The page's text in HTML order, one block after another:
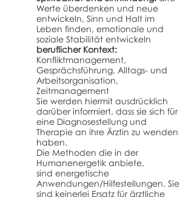
Werte überdenken und neue
entwickeln, Sinn und Halt im
Leben finden, emotionale und
soziale Stabilität entwickeln
beruflicher Kontext:
Konfliktmanagement,
Gesprächsführung, Alltags- und
Arbeitsorganisation,
Zeitmanagement
Sie werden hiermit ausdrücklich
darüber informiert, dass sie sich für
eine Diagnosestellung und
Therapie an ihre Ärztin zu wenden
haben.
Die Methoden die in der
Humanenergetik anbiete,
sind energetische
Anwendungen/Hilfestellungen. Sie
sind keinerlei Ersatz für ärztliche